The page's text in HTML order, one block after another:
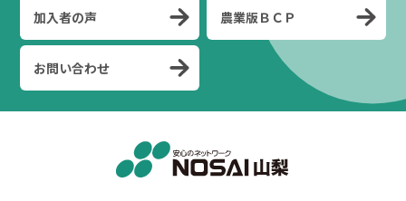
加入者の声 農業版ＢＣＰ
お問い合わせ